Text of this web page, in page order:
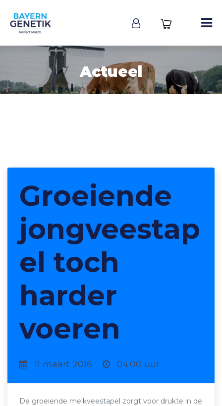
Actueel
Groeiende
jongveestap
el toch
harder
voeren
11 maart 2016 04:00 uur
De groeiende melkveestapel zorgt voor drukte in de